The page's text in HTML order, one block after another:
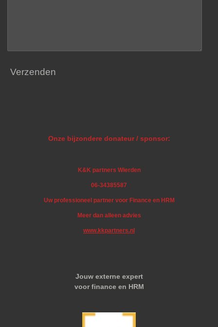
Verzenden
Onze bijzondere donateur / sponsor:
K&K partners Wierden
06-34385587
Uw professioneel partner voor Finance en HRM
Meer dan alleen advies
www.kkpartners.nl
Jouw externe expert
voor finance en HRM